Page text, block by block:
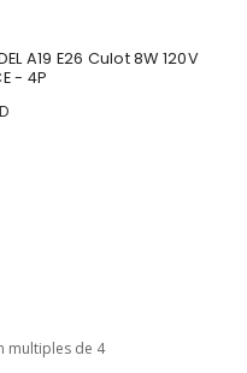
A19 E26 Culot 8W 120V
- 4P
multiples de 4